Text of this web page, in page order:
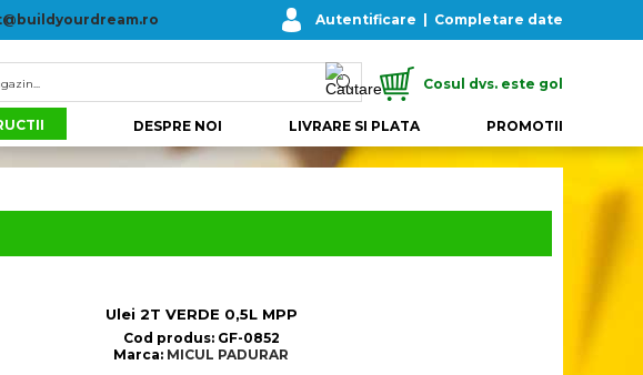
Autentificare Completare date
Cosul dvs. este gol
DESPRE NOI LIVRARE SI PLATA PROMOTII
Ulei 2T VERDE 0,5L MPP
Cod produs: GF-0852
Marca: MICUL PADURAR